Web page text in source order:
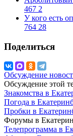
467 2
У кого есть
764 28
Поделиться
Обсуждение
Обсуждение этой
Знакомства в
Погода в
Пробки в
Форумы в
Телепрограмма в